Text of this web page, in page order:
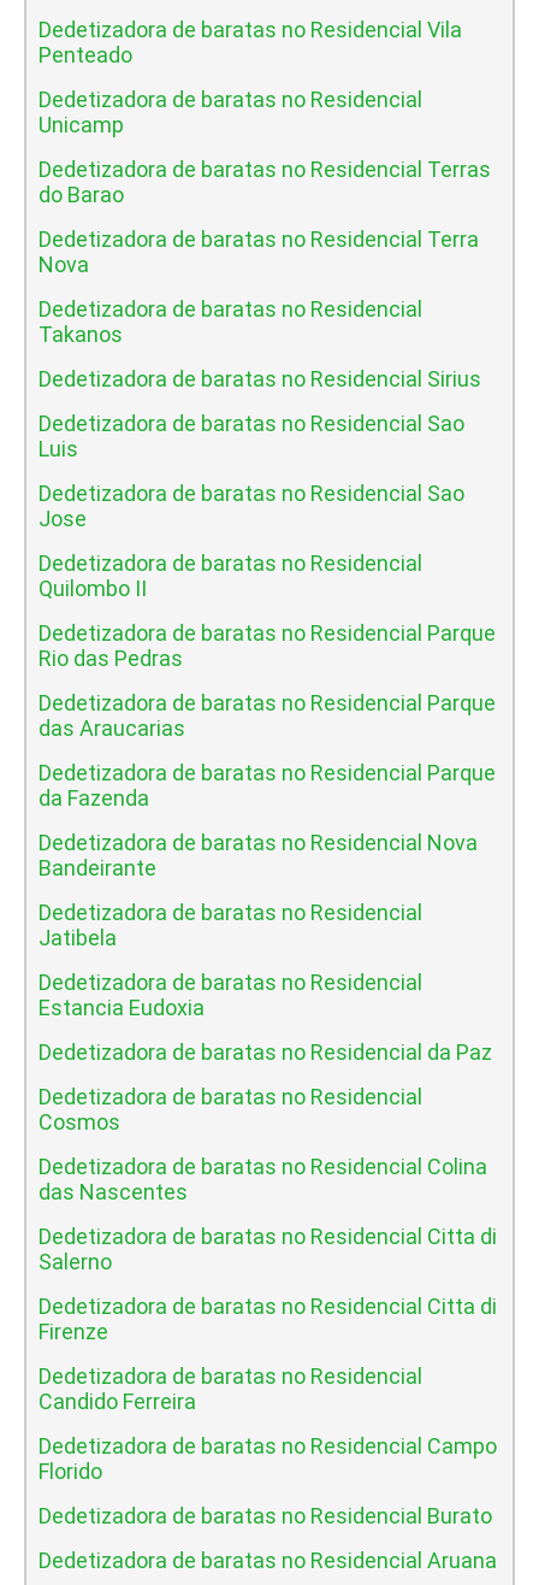
Dedetizadora de baratas no Residencial Vila
Penteado
Dedetizadora de baratas no Residencial
Unicamp
Dedetizadora de baratas no Residencial Terras
do Barao
Dedetizadora de baratas no Residencial Terra
Nova
Dedetizadora de baratas no Residencial
Takanos
Dedetizadora de baratas no Residencial Sirius
Dedetizadora de baratas no Residencial Sao
Luis
Dedetizadora de baratas no Residencial Sao
Jose
Dedetizadora de baratas no Residencial
Quilombo II
Dedetizadora de baratas no Residencial Parque
Rio das Pedras
Dedetizadora de baratas no Residencial Parque
das Araucarias
Dedetizadora de baratas no Residencial Parque
da Fazenda
Dedetizadora de baratas no Residencial Nova
Bandeirante
Dedetizadora de baratas no Residencial
Jatibela
Dedetizadora de baratas no Residencial
Estancia Eudoxia
Dedetizadora de baratas no Residencial da Paz
Dedetizadora de baratas no Residencial
Cosmos
Dedetizadora de baratas no Residencial Colina
das Nascentes
Dedetizadora de baratas no Residencial Citta di
Salerno
Dedetizadora de baratas no Residencial Citta di
Firenze
Dedetizadora de baratas no Residencial
Candido Ferreira
Dedetizadora de baratas no Residencial Campo
Florido
Dedetizadora de baratas no Residencial Burato
Dedetizadora de baratas no Residencial Aruana